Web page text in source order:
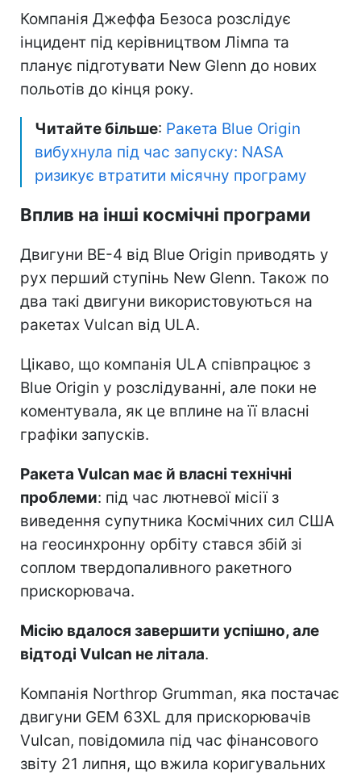
Компанія Джеффа Безоса розслідує
інцидент під керівництвом Лімпа та
планує підготувати New Glenn до нових
польотів до кінця року.
Читайте більше: Ракета Blue Origin
вибухнула під час запуску: NASA
ризикує втратити місячну програму
Вплив на інші космічні програми
Двигуни BE-4 від Blue Origin приводять у
рух перший ступінь New Glenn. Також по
два такі двигуни використовуються на
ракетах Vulcan від ULA.
Цікаво, що компанія ULA співпрацює з
Blue Origin у розслідуванні, але поки не
коментувала, як це вплине на її власні
графіки запусків.
Ракета Vulcan має й власні технічні
проблеми: під час лютневої місії з
виведення супутника Космічних сил США
на геосинхронну орбіту стався збій зі
соплом твердопаливного ракетного
прискорювача.
Місію вдалося завершити успішно, але
відтоді Vulcan не літала.
Компанія Northrop Grumman, яка постачає
двигуни GEM 63XL для прискорювачів
Vulcan, повідомила під час фінансового
звіту 21 липня, що вжила коригувальних